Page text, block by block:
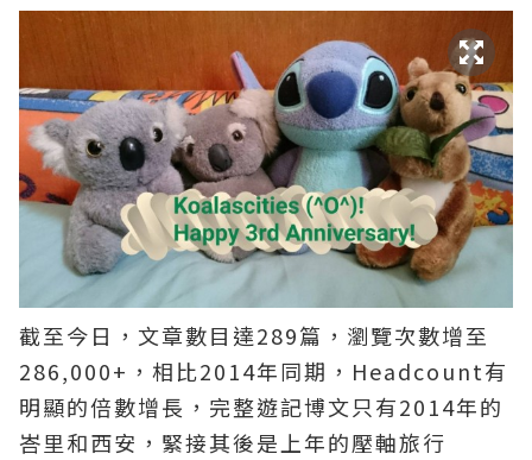
截至今日，文章數目達289篇，瀏覽次數增至
286,000+，相比2014年同期，Headcount有
明顯的倍數增長，完整遊記博文只有2014年的
峇里和西安，緊接其後是上年的壓軸旅行